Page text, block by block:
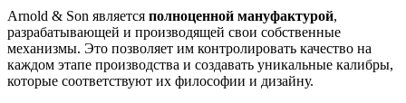
Arnold & Son является полноценной мануфактурой,
разрабатывающей и производящей свои собственные
механизмы. Это позволяет им контролировать качество на
каждом этапе производства и создавать уникальные калибры,
которые соответствуют их философии и дизайну.